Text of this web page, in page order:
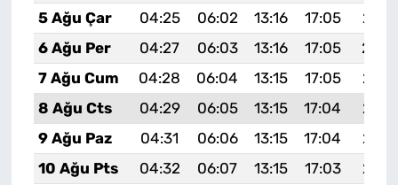
5 Ağu Çar
04:25 06:02 13:16 17:05
6 Ağu Per
04:27 06:03 13:16 17:05
7 Ağu Cum
04:28 06:04 13:15 17:05
8 Ağu Cts
04:29 06:05 13:15 17:04
9 Ağu Paz
04:31 06:06 13:15 17:04
10 Ağu Pts
04:32 06:07 13:15 17:03